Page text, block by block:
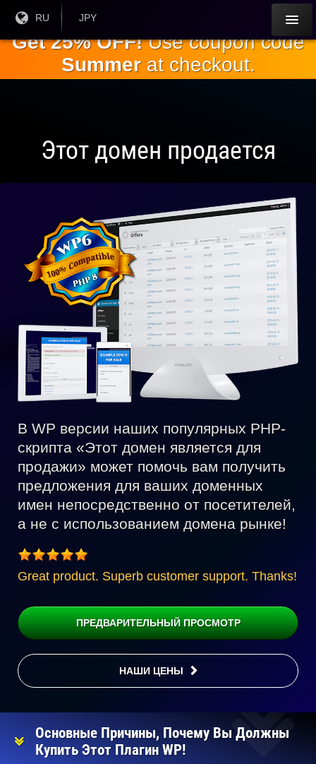
содержанию
Текущий
RU
Текущая
JPY
Get 25% OFF!Use coupon code
Summerat checkout.
Этот домен продается
Полностью
совместим
с WP 6
В WP версии наших популярных PHP-
скрипта «Этот домен является для
продажи» может помочь вам получить
предложения для ваших доменных
имен непосредственно от посетителей,
а не с использованием домена рынке!
Great product. Superb customer support. Thanks!
ПРЕДВАРИТЕЛЬНЫЙ ПРОСМОТР
НАШИ ЦЕНЫ
Основные Причины, Почему Вы Должны
Купить Этот Плагин WP!